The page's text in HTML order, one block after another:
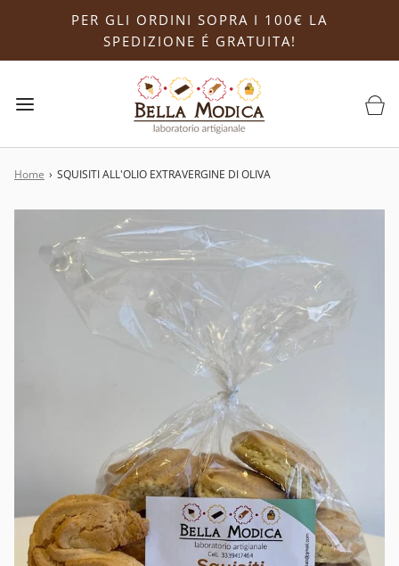
PER GLI ORDINI SOPRA I 100€ LA
SPEDIZIONE É GRATUITA!
Home › SQUISITI ALL'OLIO EXTRAVERGINE DI OLIVA